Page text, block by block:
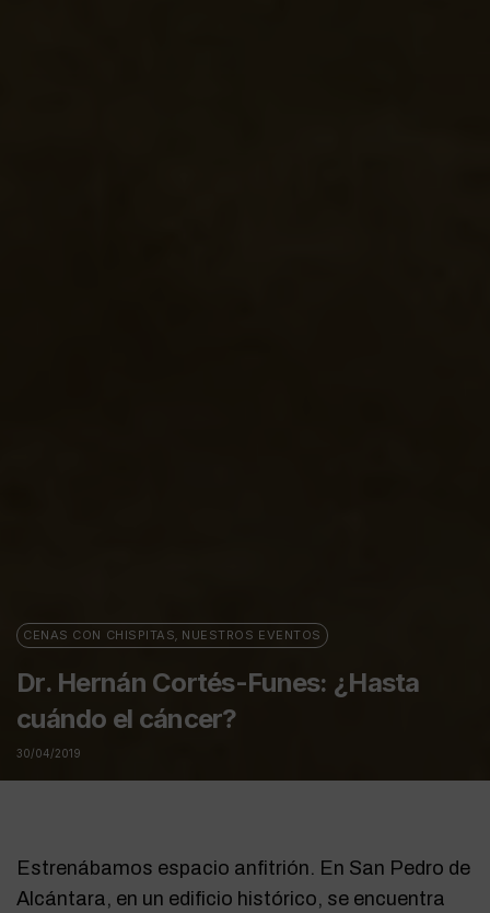
CENAS CON CHISPITAS, NUESTROS EVENTOS
Dr. Hernán Cortés-Funes: ¿Hasta
cuándo el cáncer?
30/04/2019
Estrenábamos espacio anfitrión. En San Pedro de
Alcántara, en un edificio histórico, se encuentra